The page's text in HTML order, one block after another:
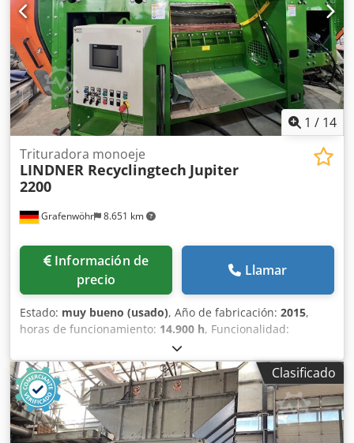
1 / 14
Grafenwöhr 8.651 km
Trituradora monoeje
LINDNER Recyclingtech Jupiter
2200
Información de
precio
Llamar
Estado: muy bueno (usado), Año de fabricación: 2015,
horas de funcionamiento: 14.900 h, Funcionalidad:
, peso total:
kW (358,94 CV), velocidad de rotación (mín.):70 rpm,
tensión de entrada:400 V, Trituradora de un solo eje,
robusta y de funcionamiento lento, adecuada para triturar
previamente una amplia variedad de materiales sin
contaminantes masivos. Solicitud: Trituración de residuos
Clasificado